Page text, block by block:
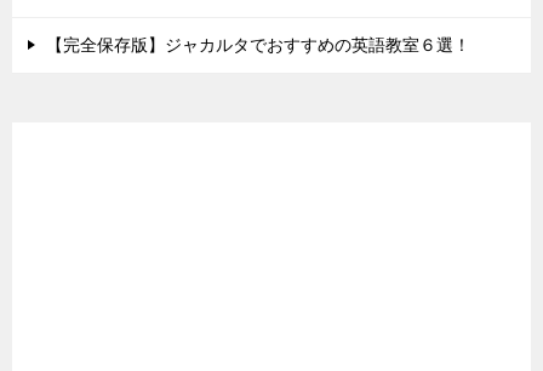
【完全保存版】ジャカルタでおすすめの英語教室６選！